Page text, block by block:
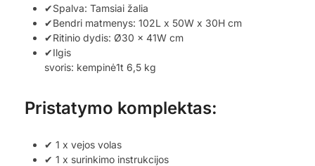
✔Spalva: Tamsiai žalia
✔Bendri matmenys: 102L x 50W x 30H cm
✔Ritinio dydis: Ø30 x 41W cm
✔Ilgis
svoris: kempinė1t 6,5 kg
Pristatymo komplektas:
✔ 1 x vejos volas
✔ 1 x surinkimo instrukcijos